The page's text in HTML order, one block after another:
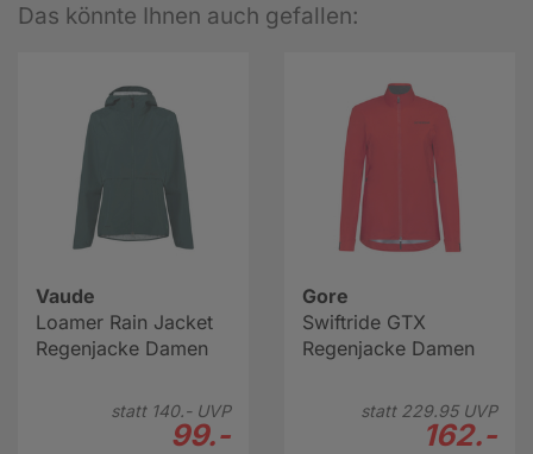
Das könnte Ihnen auch gefallen:
Vaude
Loamer Rain Jacket
Regenjacke Damen
statt 140.-UVP
99.-
Gore
Swiftride GTX
Regenjacke Damen
statt 229.95UVP
162.-